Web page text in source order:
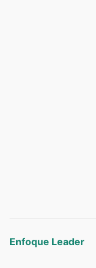
Enfoque Leader